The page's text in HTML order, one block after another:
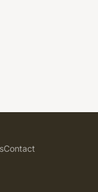
Contact